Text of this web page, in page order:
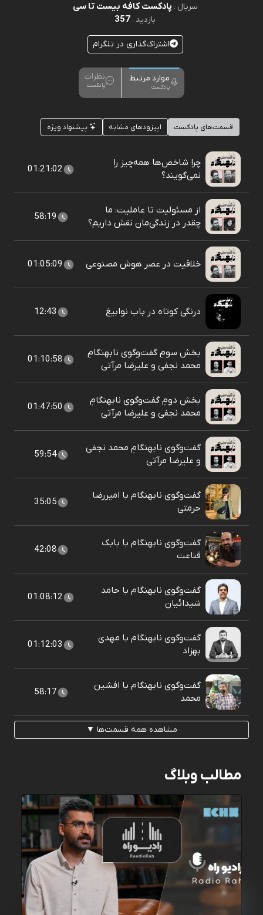
سریال : پادکست کافه بیست تا سی
بازدید : 357
اشتراک‌گذاری در تلگرام
موارد مرتبط
پادکست
نظرات
پادکست
قسمت‌های پادکست اپیزودهای مشابه پیشنهاد ویژه
چرا شاخص‌ها همه‌چیز را
نمی‌گویند؟
01:21:02
از مسئولیت تا عاملیت: ما
چقدر در زندگی‌مان نقش داریم؟
58:19
خلاقیت در عصر هوش مصنوعی 01:05:09
درنگی کوتاه در باب نوابیغ 12:43
بخش سومِ گفت‌وگوی نابهنگامِ
محمد نجفی و علیرضا مرآتی
01:10:58
بخش دومِ گفت‌وگوی نابهنگامِ
محمد نجفی و علیرضا مرآتی
01:47:50
گفت‌وگوی نابهنگامِ محمد نجفی
و علیرضا مرآتی
59:54
گفت‌وگوی نابهنگام با امیررضا
حرمتی
35:05
گفت‌وگوی نابهنگام با بابک
قناعت
42:08
گفت‌وگوی نابهنگام با حامد
شیدائیان
01:08:12
گفت‌وگوی نابهنگام با مهدی
بهزاد
01:12:03
گفت‌وگوی نابهنگام با افشین
محمد
58:17
مشاهده همه قسمت‌ها ▼
مطالب وبلاگ